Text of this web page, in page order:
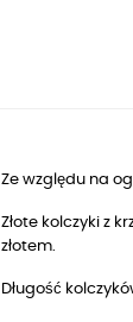
Ze względu na
Złote kolczyki z
złotem.
Długość